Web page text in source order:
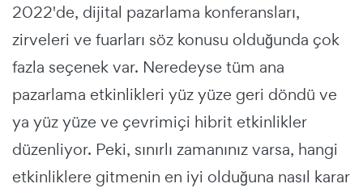
2022'de, dijital pazarlama konferansları,
zirveleri ve fuarları söz konusu olduğunda çok
fazla seçenek var. Neredeyse tüm ana
pazarlama etkinlikleri yüz yüze geri döndü ve
ya yüz yüze ve çevrimiçi hibrit etkinlikler
düzenliyor. Peki, sınırlı zamanınız varsa, hangi
etkinliklere gitmenin en iyi olduğuna nasıl karar